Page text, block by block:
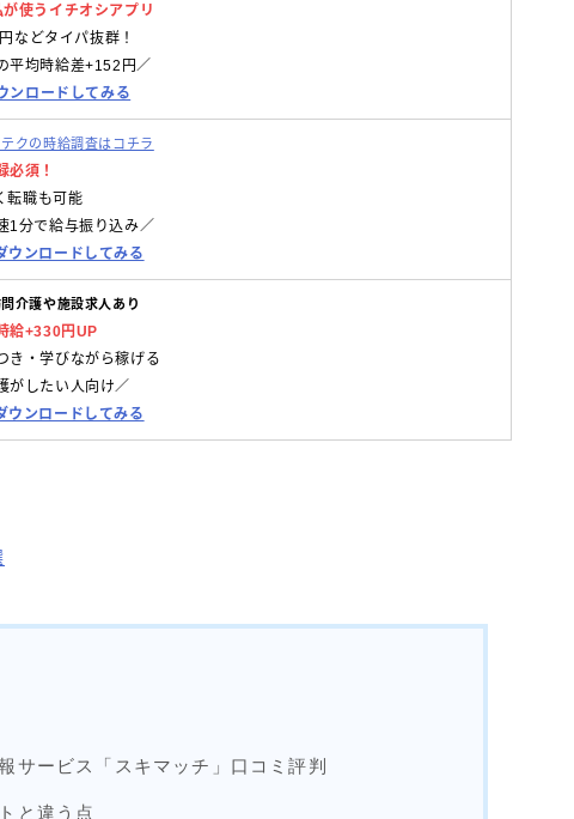
使うイチオシアプリ
などタイパ抜群！
平均時給差+152円／
ロードしてみる
クの時給調査はコチラ
必須！
転職も可能
1分で給与振り込み／
ウンロードしてみる
介護や施設求人あり
給+330円UP
き・学びながら稼げる
がしたい人向け／
ウンロードしてみる
サービス「スキマッチ」口コミ評判
と違う点